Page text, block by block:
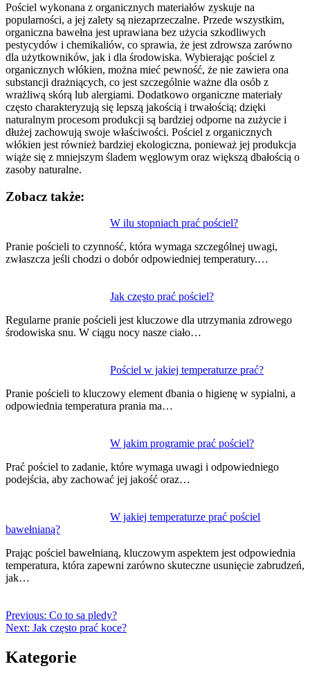
Pościel wykonana z organicznych materiałów zyskuje na
popularności, a jej zalety są niezaprzeczalne. Przede wszystkim,
organiczna bawełna jest uprawiana bez użycia szkodliwych
pestycydów i chemikaliów, co sprawia, że jest zdrowsza zarówno
dla użytkowników, jak i dla środowiska. Wybierając pościel z
organicznych włókien, można mieć pewność, że nie zawiera ona
substancji drażniących, co jest szczególnie ważne dla osób z
wrażliwą skórą lub alergiami. Dodatkowo organiczne materiały
często charakteryzują się lepszą jakością i trwałością; dzięki
naturalnym procesom produkcji są bardziej odporne na zużycie i
dłużej zachowują swoje właściwości. Pościel z organicznych
włókien jest również bardziej ekologiczna, ponieważ jej produkcja
wiąże się z mniejszym śladem węglowym oraz większą dbałością o
zasoby naturalne.
Zobacz także:
W ilu stopniach prać pościel?
Pranie pościeli to czynność, która wymaga szczególnej uwagi,
zwłaszcza jeśli chodzi o dobór odpowiedniej temperatury.…
Jak często prać pościel?
Regularne pranie pościeli jest kluczowe dla utrzymania zdrowego
środowiska snu. W ciągu nocy nasze ciało…
Pościel w jakiej temperaturze prać?
Pranie pościeli to kluczowy element dbania o higienę w sypialni, a
odpowiednia temperatura prania ma…
W jakim programie prać pościel?
Prać pościel to zadanie, które wymaga uwagi i odpowiedniego
podejścia, aby zachować jej jakość oraz…
W jakiej temperaturze prać pościel
bawełnianą?
Prając pościel bawełnianą, kluczowym aspektem jest odpowiednia
temperatura, która zapewni zarówno skuteczne usunięcie zabrudzeń,
jak…
wpisu
Previous: Co to sa pledy?
Next: Jak często prać koce?
Kategorie